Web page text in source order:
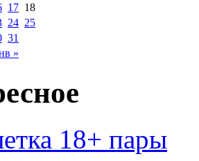
»
17 18
24 25
31
18+ пары